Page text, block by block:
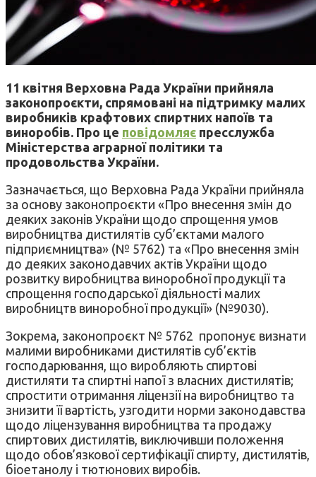
11 квітня Верховна Рада України прийняла
законопроєкти, спрямовані на підтримку малих
виробників крафтових спиртних напоїв та
виноробів. Про це повідомляє пресслужба
Міністерства аграрної політики та
продовольства України.
Зазначається, що Верховна Рада України прийняла
за основу законопроєкти «Про внесення змін до
деяких законів України щодо спрощення умов
виробництва дистилятів суб’єктами малого
підприємництва» (№ 5762) та «Про внесення змін
до деяких законодавчих актів України щодо
розвитку виробництва виноробної продукції та
спрощення господарської діяльності малих
виробництв виноробної продукції» (№9030).
Зокрема, законопроєкт № 5762 пропонує визнати
малими виробниками дистилятів суб’єктів
господарювання, що виробляють спиртові
дистиляти та спиртні напої з власних дистилятів;
спростити отримання ліцензії на виробництво та
знизити її вартість, узгодити норми законодавства
щодо ліцензування виробництва та продажу
спиртових дистилятів, виключивши положення
щодо обов’язкової сертифікації спирту, дистилятів,
біоетанолу і тютюнових виробів.